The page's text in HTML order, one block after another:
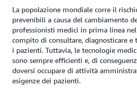
La popolazione mondiale corre il
prevenibili a causa del cambiamento
professionisti medici in prima linea
compito di consultare, diagnosticare
i pazienti. Tuttavia, le tecnologie
sono sempre efficienti e, di
doversi occupare di attività
esigenze dei pazienti.